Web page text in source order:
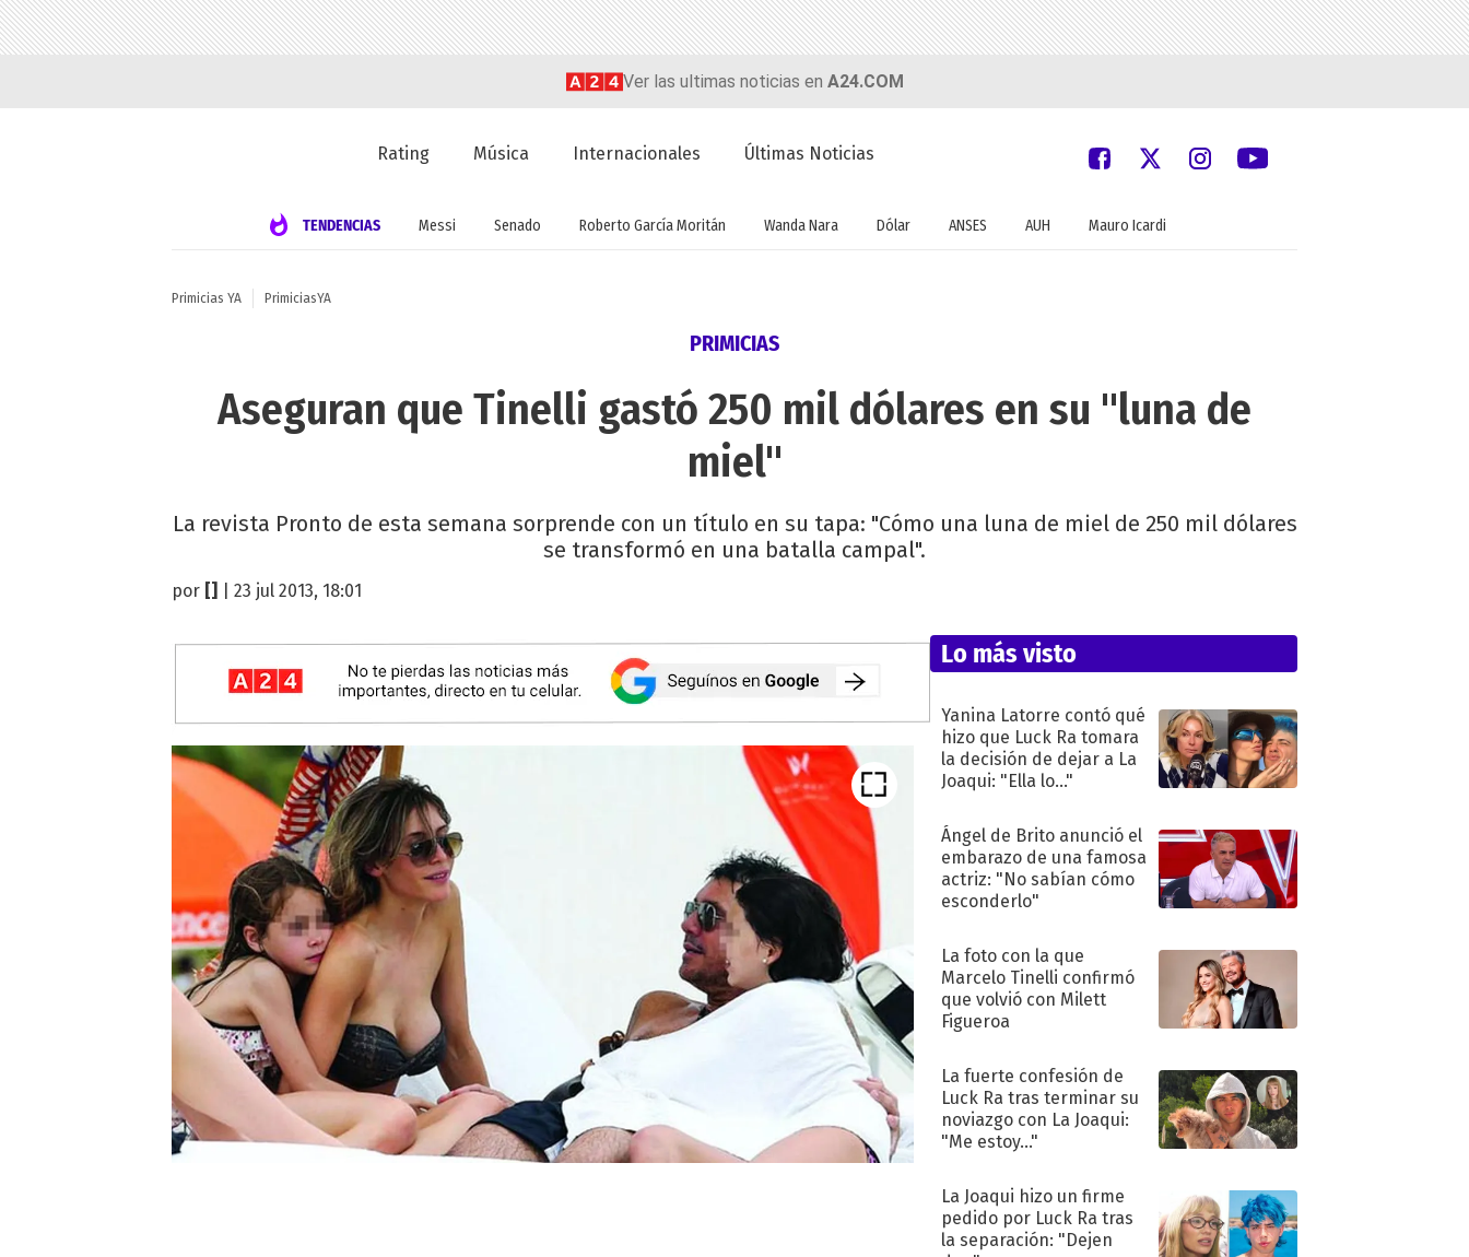
Ver las ultimas noticias en A24.COM
Rating Música Internacionales Últimas Noticias
TENDENCIAS Messi Senado Roberto García Moritán Wanda Nara Dólar ANSES AUH Mauro Icardi
Primicias YA PrimiciasYA
PRIMICIAS
Aseguran que Tinelli gastó 250 mil dólares en su "luna de
miel"
La revista Pronto de esta semana sorprende con un título en su tapa: "Cómo una luna de miel de 250 mil dólares
se transformó en una batalla campal".
por | 23 jul 2013, 18:01
Lo más visto
Yanina Latorre contó qué
hizo que Luck Ra tomara
la decisión de dejar a La
Joaqui: "Ella lo..."
Ángel de Brito anunció el
embarazo de una famosa
actriz: "No sabían cómo
esconderlo"
La foto con la que
Marcelo Tinelli confirmó
que volvió con Milett
Figueroa
La fuerte confesión de
Luck Ra tras terminar su
noviazgo con La Joaqui:
"Me estoy..."
La Joaqui hizo un firme
pedido por Luck Ra tras
la separación: "Dejen